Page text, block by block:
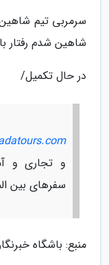
سرمربی تیم
شاهین شدم رفتار
در حال تکمیل/
و تجاری و
سفرهای بین
منبع: باشگاه